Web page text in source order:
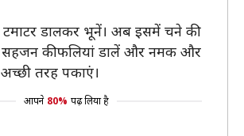
डालकर भूनें। अब इसमें चने की
की फलियां डालें और नमक और
तरह पकाएं।
आपने 80% पढ़ लिया है